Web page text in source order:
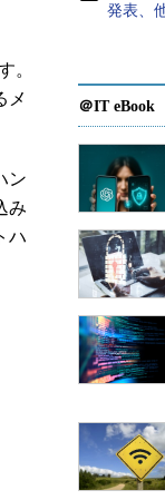
。
メ
ン
み
ハ
発表、
＠IT eBook